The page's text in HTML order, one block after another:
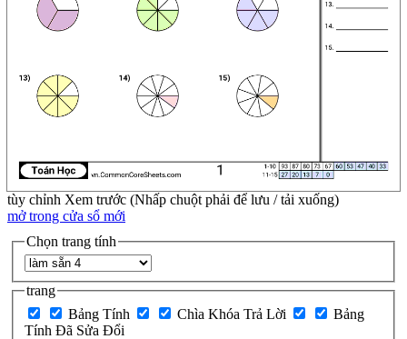
tùy chỉnh Xem trước (Nhấp chuột phải để lưu / tải xuống)
mở trong cửa sổ mới
Chọn trang tính
trang
Bảng Tính
Chìa Khóa Trả Lời
Bảng
Tính Đã Sửa Đổi